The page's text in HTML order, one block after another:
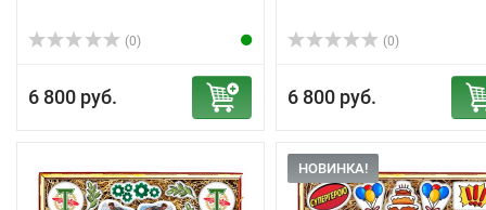
(0)
6 800 руб.
(0)
6 800 руб.
НОВИНКА!